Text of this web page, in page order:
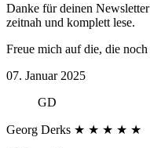
Danke für deinen
zeitnah und komplett lese.
Freue mich auf die, die
07. Januar 2025
GD
Georg Derks ★ ★ ★ ★ ★